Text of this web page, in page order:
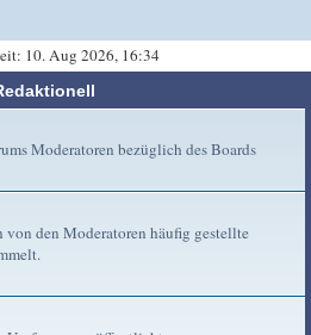
10. Aug 2026, 16:34
Moderatoren bezüglich des Boards
von den Moderatoren häufig gestellte